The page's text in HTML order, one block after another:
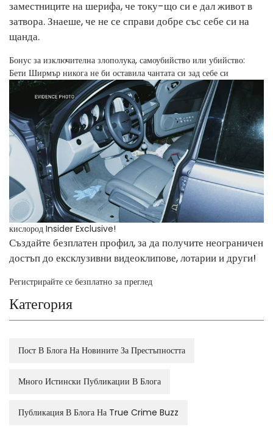
заместниците на шерифа, че току-що си е дал живот в
затвора. Знаеше, че не се справи добре със себе си на
щанда.
Бонус за изключителна злополука, самоубийство или убийство:
Бети Ширмър никога не би оставила чантата си зад себе си
кислород Insider Exclusive!
Създайте безплатен профил, за да получите неограничен
достъп до ексклузивни видеоклипове, лотарии и други!
Регистрирайте се безплатно за преглед
Категория
Пост В Блога На Новините За Престъпността
Много Истински Публикации В Блога
Публикация В Блога На True Crime Buzz